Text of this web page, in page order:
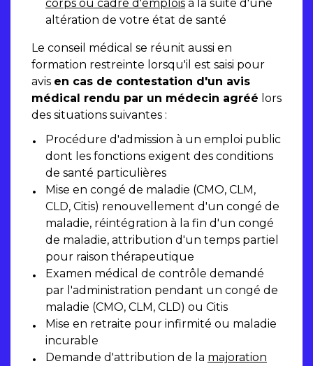
corps ou cadre d'emplois à la suite d'une
altération de votre état de santé
Le conseil médical se réunit aussi en
formation restreinte lorsqu'il est saisi pour
avis en cas de contestation d'un avis
médical rendu par un médecin agréé lors
des situations suivantes :
Procédure d'admission à un emploi public
dont les fonctions exigent des conditions
de santé particulières
Mise en congé de maladie (CMO, CLM,
CLD, Citis) renouvellement d'un congé de
maladie, réintégration à la fin d'un congé
de maladie, attribution d'un temps partiel
pour raison thérapeutique
Examen médical de contrôle demandé
par l'administration pendant un congé de
maladie (CMO, CLM, CLD) ou Citis
Mise en retraite pour infirmité ou maladie
incurable
Demande d'attribution de la majoration